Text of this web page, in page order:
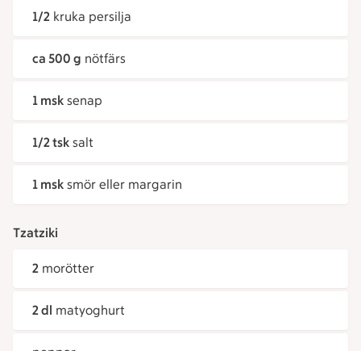
1/2 kruka persilja
ca 500 g nötfärs
1 msk senap
1/2 tsk salt
1 msk smör eller margarin
Tzatziki
2 morötter
2 dl matyoghurt